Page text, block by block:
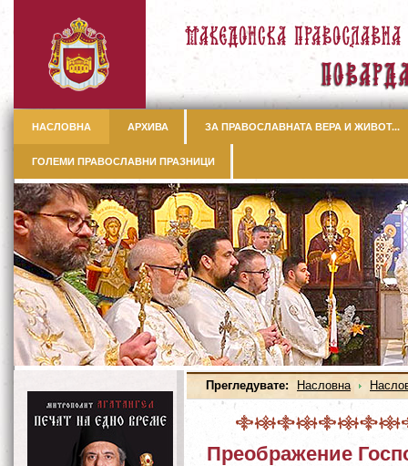
НАСЛОВНА АРХИВА ЗА ПРАВОСЛАВНАТА ВЕРА И ЖИВОТ...
ГОЛЕМИ ПРАВОСЛАВНИ ПРАЗНИЦИ
Прегледувате: Насловна
Преображение